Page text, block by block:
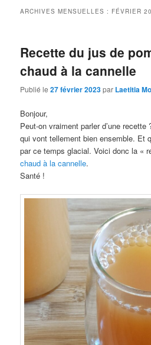
ARCHIVES MENSUELLES : FÉVRIER
Recette du jus de
chaud à la cannelle
Publié le27 février 2023par Laetitia
Bonjour,
Peut-on vraiment parler d’une
qui vont tellement bien ensemble. Et
par ce temps glacial. Voici donc la «
chaud à la cannelle.
Santé !